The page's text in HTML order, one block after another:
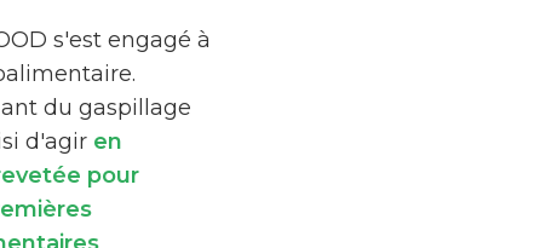
s'est engagé à
du gaspillage
d'agir en
pour